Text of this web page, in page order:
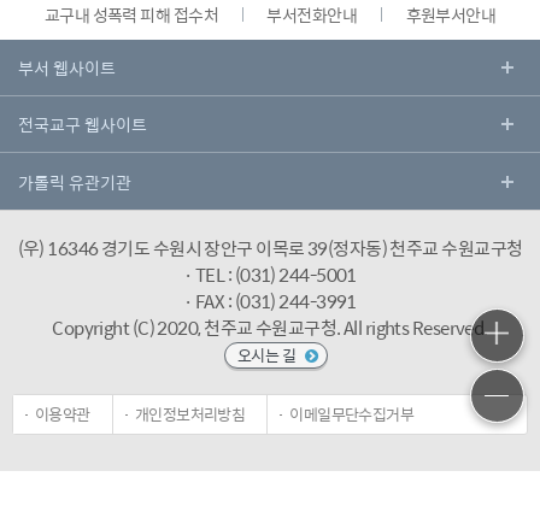
교구내 성폭력 피해 접수처 부서전화안내 후원부서안내
(우) 16346 경기도 수원시 장안구 이목로 39(정자동) 천주교 수원교구청
· TEL : (031) 244-5001
· FAX : (031) 244-3991
Copyright (C) 2020, 천주교 수원교구청.All rights Reserved.
오시는 길
이용약관 개인정보처리방침 이메일무단수집거부